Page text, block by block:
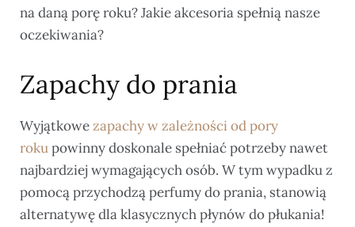
na daną porę roku? Jakie akcesoria spełnią nasze
oczekiwania?
Zapachy do prania
Wyjątkowezapachy w zależności od pory
rokupowinny doskonale spełniać potrzeby nawet
najbardziej wymagających osób. W tym wypadku z
pomocą przychodzą perfumy do prania, stanowią
alternatywę dla klasycznych płynów do płukania!